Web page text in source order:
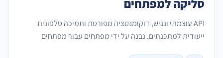
סליקה למפתחים
API עוצמתי ונגיש, דוקומנטציה מפורטת ותמיכה טלפונית
ייעודית למתכנתים. נבנה על ידי מפתחים עבור מפתחים